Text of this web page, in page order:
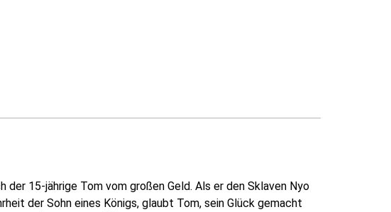
der 15-jährige Tom vom großen Geld. Als er den Sklaven Nyo
der Sohn eines Königs, glaubt Tom, sein Glück gemacht